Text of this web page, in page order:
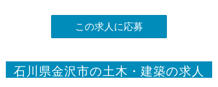
この求人に応募
石川県金沢市の土木・建築の求人